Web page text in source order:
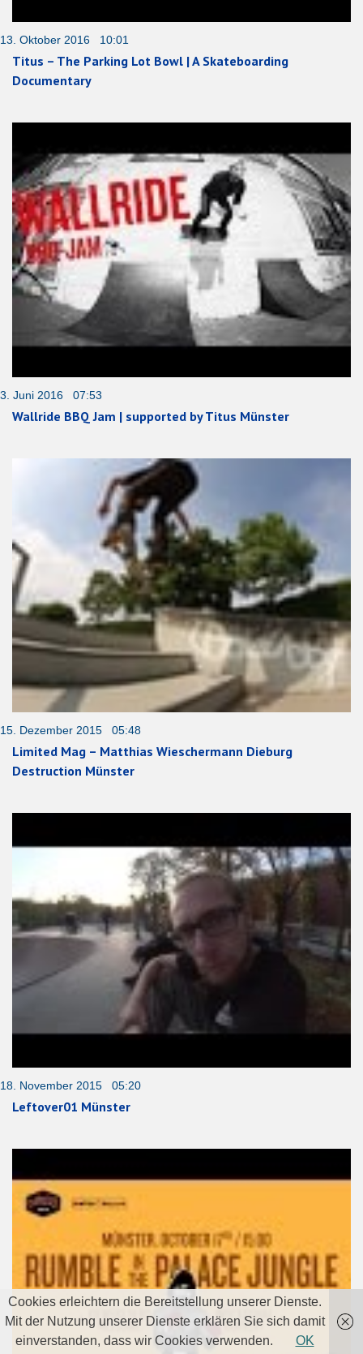
13. Oktober 2016 10:01
Titus – The Parking Lot Bowl | A Skateboarding
Documentary
3. Juni 2016 07:53
Wallride BBQ Jam | supported by Titus Münster
15. Dezember 2015 05:48
Limited Mag – Matthias Wieschermann Dieburg
Destruction Münster
18. November 2015 05:20
Leftover01 Münster
Cookies erleichtern die Bereitstellung unserer Dienste.
Mit der Nutzung unserer Dienste erklären Sie sich damit
einverstanden, dass wir Cookies verwenden.
OK